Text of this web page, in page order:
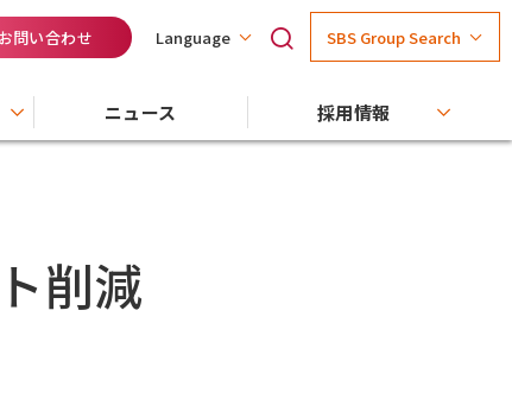
問い合わせ Language SBS Group Search
ニュース 採用情報
削減